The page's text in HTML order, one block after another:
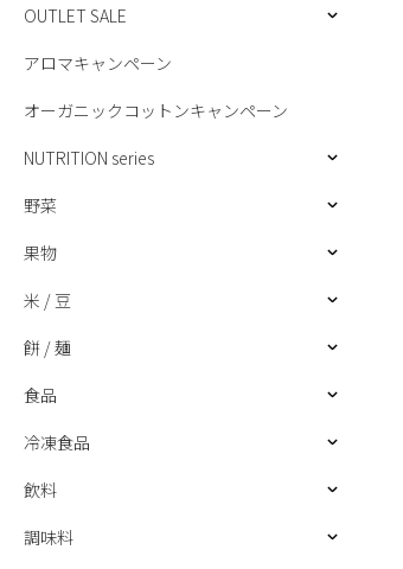
OUTLET SALE
アロマキャンペーン
オーガニックコットンキャンペーン
NUTRITION series
野菜
果物
米 / 豆
餅 / 麺
食品
冷凍食品
飲料
調味料